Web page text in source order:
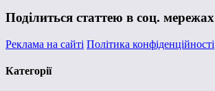
Поділиться статтею в соц. мережах
Реклама на сайті Політика конфіденційності
Категорії